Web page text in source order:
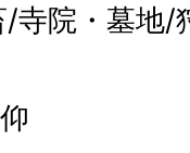
・墓地/狩